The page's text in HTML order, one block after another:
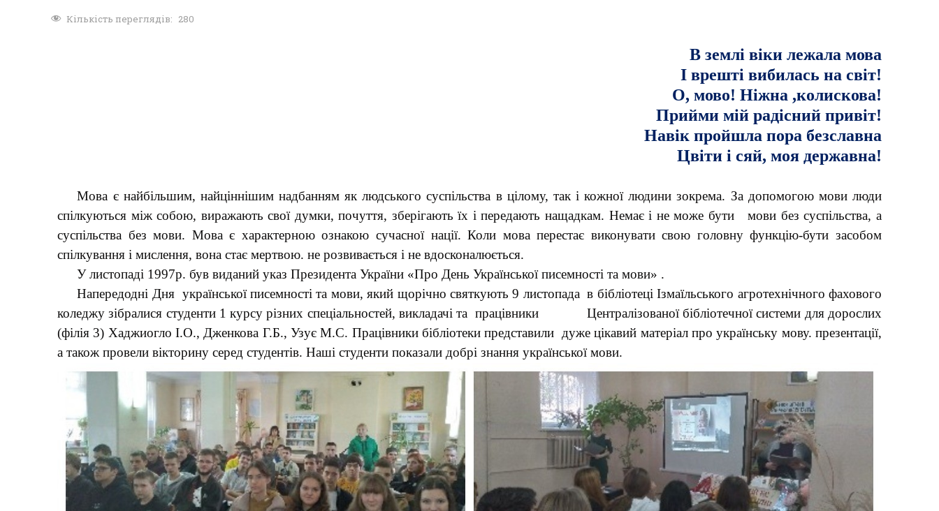
Кількість переглядів: 280
В землі віки лежала мова
І врешті вибилась на світ!
О, мово! Ніжна ,колискова!
Прийми мій радісний привіт!
Навік пройшла пора безславна
Цвіти і сяй, моя державна!
Мова є найбільшим, найціннішим надбанням як людського суспільства в цілому, так і кожної людини зокрема. За допомогою мови люди
спілкуються між собою, виражають свої думки, почуття, зберігають їх і передають нащадкам. Немає і не може бути мови без суспільства, а
суспільства без мови. Мова є характерною ознакою сучасної нації. Коли мова перестає виконувати свою головну функцію-бути засобом
спілкування і мислення, вона стає мертвою. не розвивається і не вдосконалюється.
У листопаді 1997р. був виданий указ Президента України «Про День Української писемності та мови» .
Напередодні Дня української писемності та мови, який щорічно святкують 9 листопада в бібліотеці Ізмаїльського агротехнічного фахового
коледжу зібралися студенти 1 курсу різних спеціальностей, викладачі та працівники Централізованої бібліотечної системи для дорослих
(філія 3) Хаджиогло І.О., Дженкова Г.Б., Узує М.С. Працівники бібліотеки представили дуже цікавий матеріал про українську мову. презентації,
а також провели вікторину серед студентів. Наші студенти показали добрі знання української мови.